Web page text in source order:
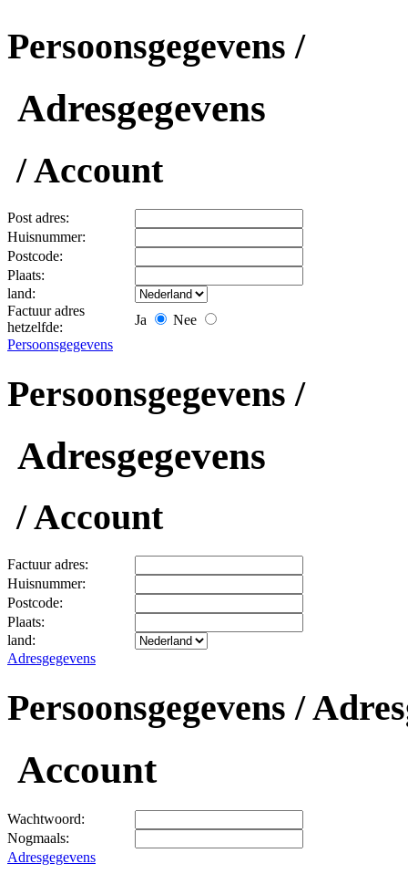
Persoonsgegevens /
Adresgegevens
/ Account
Post adres:
Huisnummer:
Postcode:
Plaats:
land:
Factuur adres
hetzelfde:
Ja
Nee
Persoonsgegevens
Persoonsgegevens /
Adresgegevens
/ Account
Factuur adres:
Huisnummer:
Postcode:
Plaats:
land:
Adresgegevens
Persoonsgegevens /
Account
Wachtwoord:
Nogmaals:
Adresgegevens